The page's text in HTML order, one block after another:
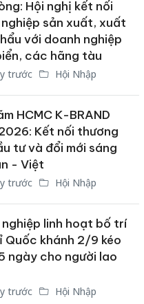
Hội nghị kết nối
sản xuất, xuất
với doanh nghiệp
các hãng tàu
trước Hội Nhập
HCMC K-BRAND
Kết nối thương
tư và đổi mới sáng
- Việt
trước Hội Nhập
nghiệp linh hoạt bố trí
Quốc khánh 2/9 kéo
ngày cho người lao
trước Hội Nhập